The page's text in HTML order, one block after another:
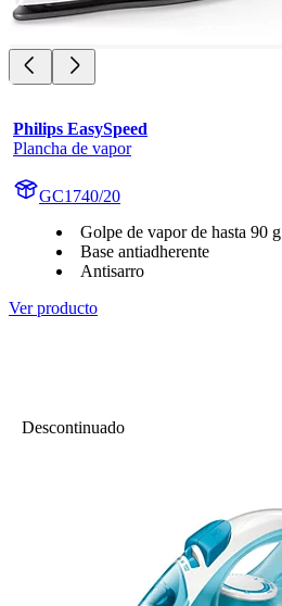
Philips EasySpeed
Plancha de vapor
GC1740/20
Golpe de vapor de hasta 90 g
Base antiadherente
Antisarro
Ver producto
Descontinuado